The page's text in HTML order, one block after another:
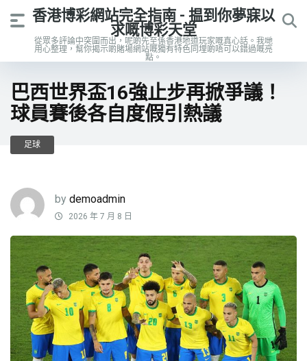
香港博彩網站完全指南 - 揾到你夢寐以
求嘅博彩天堂
從眾多評論中突圍而出，呢啲先至係香港地道玩家嘅真心話。我哋
用心整理，幫你揭示啲賭場網站嘅獨有特色同埋啲唔可以錯過嘅亮
點。
巴西世界盃16強止步再掀爭議！
球員賽後各自度假引熱議
足球
by demoadmin
2026 年 7 月 8 日